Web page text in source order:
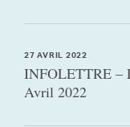
27 AVRIL 2022
INFOLETTRE –
Avril 2022